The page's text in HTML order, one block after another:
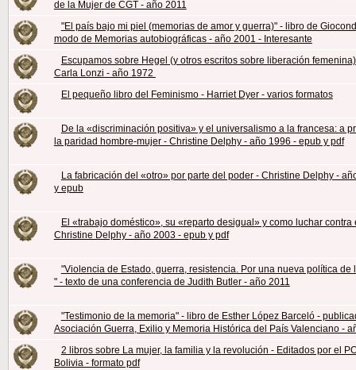
de la Mujer de CGT - año 2011
"El país bajo mi piel (memorias de amor y guerra)" - libro de
modo de Memorias autobiográficas - año 2001 - Interesante
Escupamos sobre Hegel (y otros escritos sobre liberación
Carla Lonzi - año 1972
El pequeño libro del Feminismo - Harriet Dyer - varios formatos
De la «discriminación positiva» y el universalismo a la francesa: a
la paridad hombre-mujer - Christine Delphy - año 1996 - epub y pdf
La fabricación del «otro» por parte del poder - Christine Delphy -
y epub
El «trabajo doméstico», su «reparto desigual» y como luchar contra
Christine Delphy - año 2003 - epub y pdf
"Violencia de Estado, guerra, resistencia. Por una nueva política de
" - texto de una conferencia de Judith Butler - año 2011
"Testimonio de la memoria" - libro de Esther López Barceló -
Asociación Guerra, Exilio y Memoria Histórica del País Valenciano -
2 libros sobre La mujer, la familia y la revolución - Editados por el
Bolivia - formato pdf